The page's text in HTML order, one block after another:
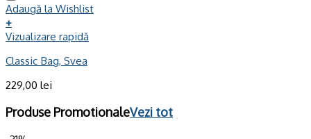
Adaugă la Wishlist
+
Vizualizare rapidă
Classic Bag, Svea
229,00 lei
Produse PromotionaleVezi tot